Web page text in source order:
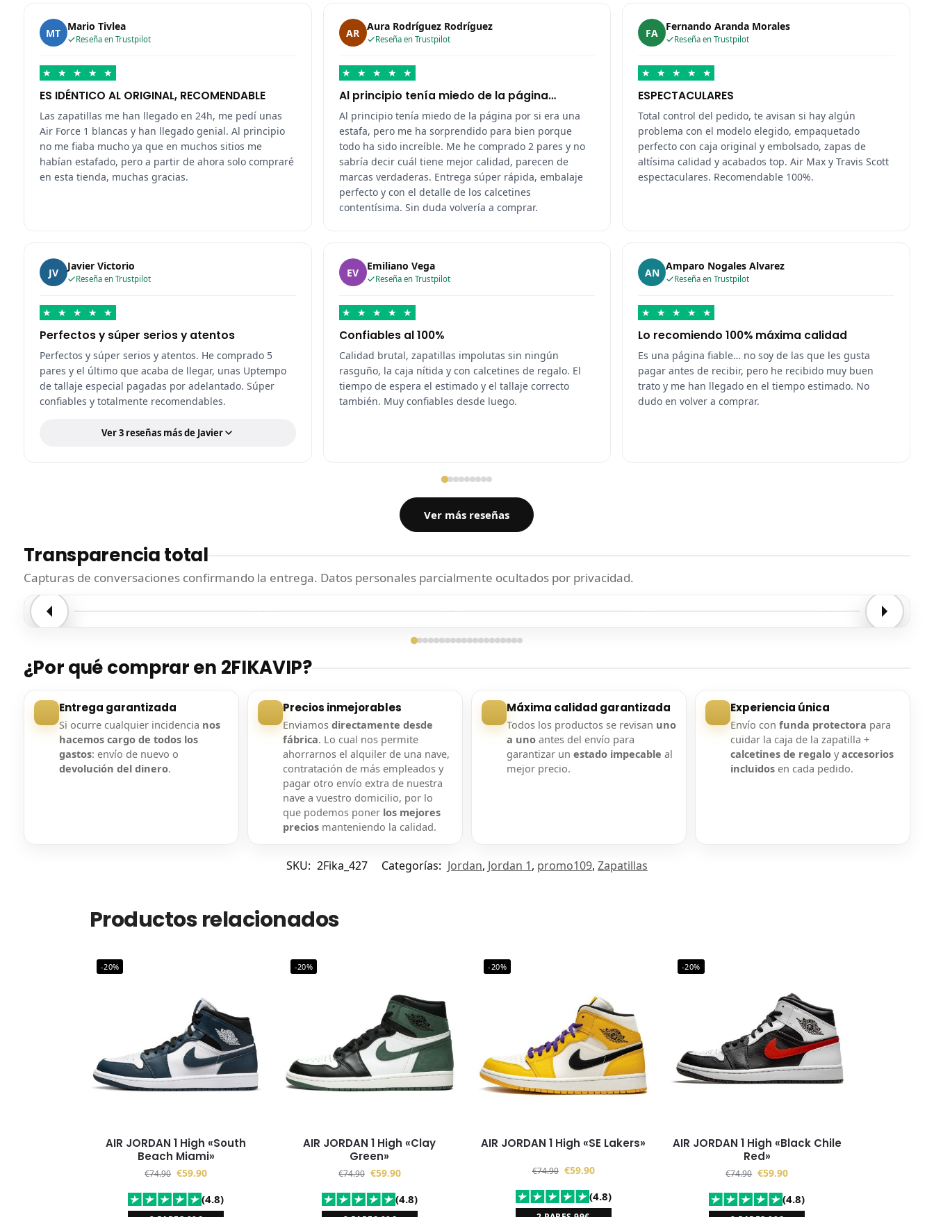
MT Mario Tivlea
Reseña en Trustpilot
★ ★ ★ ★ ★
ES IDÉNTICO AL ORIGINAL, RECOMENDABLE
Las zapatillas me han llegado en 24h, me pedí unas
Air Force 1 blancas y han llegado genial. Al principio
no me fiaba mucho ya que en muchos sitios me
habían estafado, pero a partir de ahora solo compraré
en esta tienda, muchas gracias.
AR Aura Rodríguez Rodríguez
Reseña en Trustpilot
★ ★ ★ ★ ★
Al principio tenía miedo de la página…
Al principio tenía miedo de la página por si era una
estafa, pero me ha sorprendido para bien porque
todo ha sido increíble. Me he comprado 2 pares y no
sabría decir cuál tiene mejor calidad, parecen de
marcas verdaderas. Entrega súper rápida, embalaje
perfecto y con el detalle de los calcetines
contentísima. Sin duda volvería a comprar.
FA Fernando Aranda Morales
Reseña en Trustpilot
★ ★ ★ ★ ★
ESPECTACULARES
Total control del pedido, te avisan si hay algún
problema con el modelo elegido, empaquetado
perfecto con caja original y embolsado, zapas de
altísima calidad y acabados top. Air Max y Travis Scott
espectaculares. Recomendable 100%.
JV Javier Victorio
Reseña en Trustpilot
★ ★ ★ ★ ★
Perfectos y súper serios y atentos
Perfectos y súper serios y atentos. He comprado 5
pares y el último que acaba de llegar, unas Uptempo
de tallaje especial pagadas por adelantado. Súper
confiables y totalmente recomendables.
Ver 3 reseñas más de Javier
EV Emiliano Vega
Reseña en Trustpilot
★ ★ ★ ★ ★
Confiables al 100%
Calidad brutal, zapatillas impolutas sin ningún
rasguño, la caja nítida y con calcetines de regalo. El
tiempo de espera el estimado y el tallaje correcto
también. Muy confiables desde luego.
AN Amparo Nogales Alvarez
Reseña en Trustpilot
★ ★ ★ ★ ★
Lo recomiendo 100% máxima calidad
Es una página fiable… no soy de las que les gusta
pagar antes de recibir, pero he recibido muy buen
trato y me han llegado en el tiempo estimado. No
dudo en volver a comprar.
Ver más reseñas
Transparencia total
Capturas de conversaciones confirmando la entrega. Datos personales parcialmente ocultados por privacidad.
Entrega confirmada
¿Por qué comprar en 2FIKAVIP?
Entrega garantizada
Si ocurre cualquier incidencia nos
hacemos cargo de todos los
gastos: envío de nuevo o
devolución del dinero.
Precios inmejorables
Enviamos directamente desde
fábrica. Lo cual nos permite
ahorrarnos el alquiler de una nave,
contratación de más empleados y
pagar otro envío extra de nuestra
nave a vuestro domicilio, por lo
que podemos poner los mejores
preciosmanteniendo la calidad.
Máxima calidad garantizada
Todos los productos se revisan uno
a unoantes del envío para
garantizar un estado impecable al
mejor precio.
Experiencia única
Envío confunda protectora para
cuidar la caja de la zapatilla +
calcetines de regalo yaccesorios
incluidos en cada pedido.
SKU: 2Fika_427 Categorías: Jordan, Jordan 1, promo109, Zapatillas
Productos relacionados
-20%
AIR JORDAN 1 High «South
Beach Miami»
€74.90 €59.90
(4.8)
-20%
AIR JORDAN 1 High «Clay
Green»
€74.90 €59.90
(4.8)
-20%
AIR JORDAN 1 High «SE Lakers»
€74.90 €59.90
(4.8)
-20%
AIR JORDAN 1 High «Black Chile
Red»
€74.90 €59.90
(4.8)